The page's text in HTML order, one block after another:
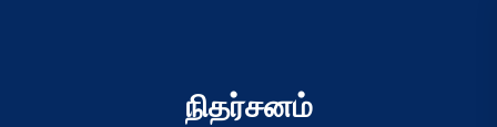
நிதர்சனம்